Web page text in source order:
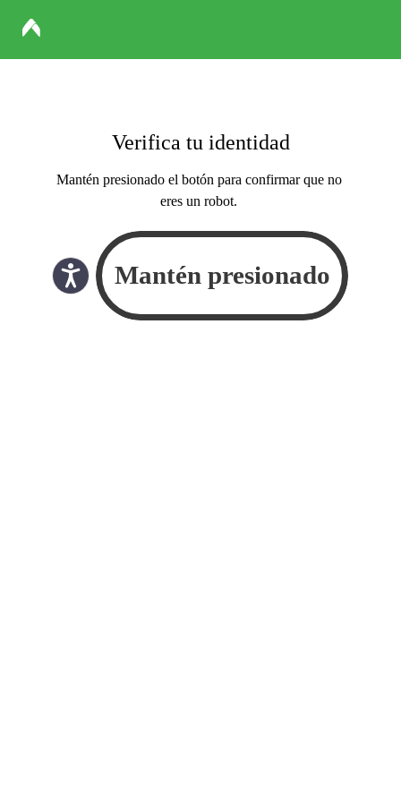
Verifica tu identidad
Mantén presionado el botón para confirmar que no
eres un robot.